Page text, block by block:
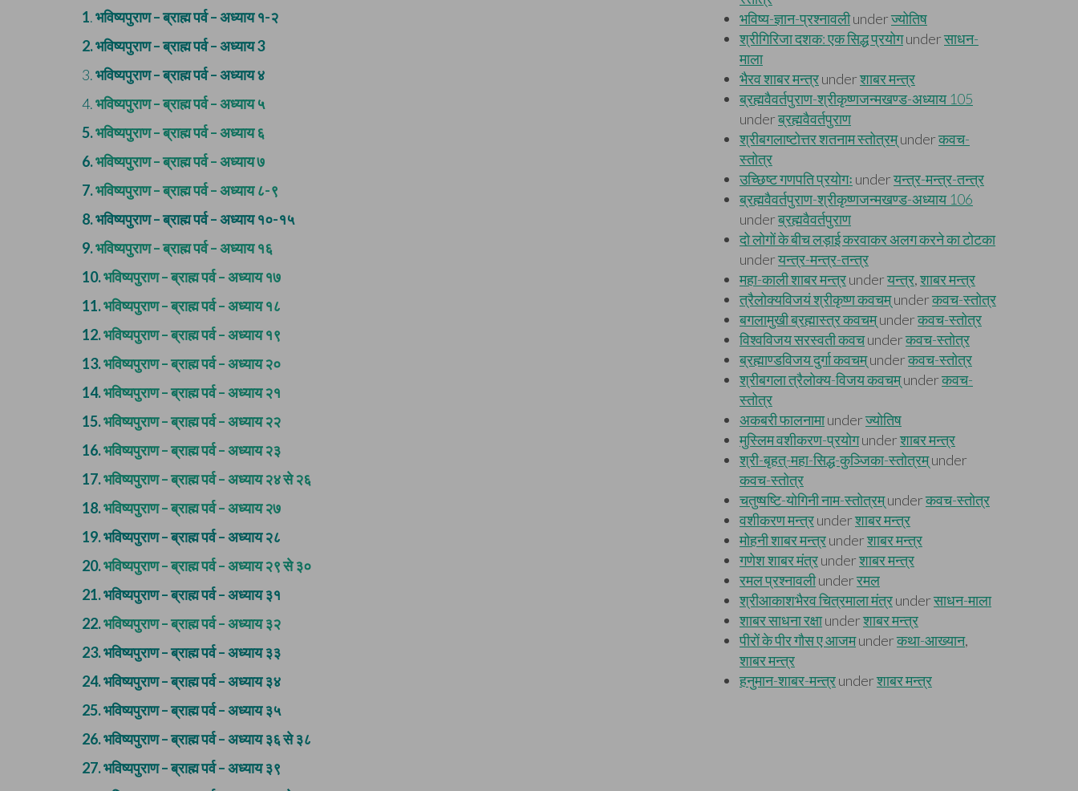
1.भविष्यपुराण – ब्राह्म पर्व – अध्याय १-२
2.भविष्यपुराण – ब्राह्म पर्व – अध्याय 3
3.भविष्यपुराण – ब्राह्म पर्व – अध्याय ४
4.भविष्यपुराण – ब्राह्म पर्व – अध्याय ५
5.भविष्यपुराण – ब्राह्म पर्व – अध्याय ६
6.भविष्यपुराण – ब्राह्म पर्व – अध्याय ७
7.भविष्यपुराण – ब्राह्म पर्व – अध्याय ८-९
8.भविष्यपुराण – ब्राह्म पर्व – अध्याय १०-१५
9.भविष्यपुराण – ब्राह्म पर्व – अध्याय १६
10.भविष्यपुराण – ब्राह्म पर्व – अध्याय १७
11.भविष्यपुराण – ब्राह्म पर्व – अध्याय १८
12.भविष्यपुराण – ब्राह्म पर्व – अध्याय १९
13.भविष्यपुराण – ब्राह्म पर्व – अध्याय २०
14.भविष्यपुराण – ब्राह्म पर्व – अध्याय २१
15.भविष्यपुराण – ब्राह्म पर्व – अध्याय २२
16.भविष्यपुराण – ब्राह्म पर्व – अध्याय २३
17.भविष्यपुराण – ब्राह्म पर्व – अध्याय २४ से २६
18.भविष्यपुराण – ब्राह्म पर्व – अध्याय २७
19.भविष्यपुराण – ब्राह्म पर्व – अध्याय २८
20.भविष्यपुराण – ब्राह्म पर्व – अध्याय २९ से ३०
21.भविष्यपुराण – ब्राह्म पर्व – अध्याय ३१
22.भविष्यपुराण – ब्राह्म पर्व – अध्याय ३२
23.भविष्यपुराण – ब्राह्म पर्व – अध्याय ३३
24.भविष्यपुराण – ब्राह्म पर्व – अध्याय ३४
25.भविष्यपुराण – ब्राह्म पर्व – अध्याय ३५
26.भविष्यपुराण – ब्राह्म पर्व – अध्याय ३६ से ३८
27.भविष्यपुराण – ब्राह्म पर्व – अध्याय ३९